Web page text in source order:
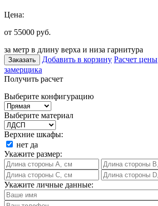
Цена:
от 55000 руб.
за метр в длину верха и низа гарнитура
Заказать Добавить в корзину Расчет цены
замерщика
Получить расчет
Выберите конфигурацию
Выберите материал
Верхние шкафы:
нет да
Укажите размер:
Укажите личные данные: